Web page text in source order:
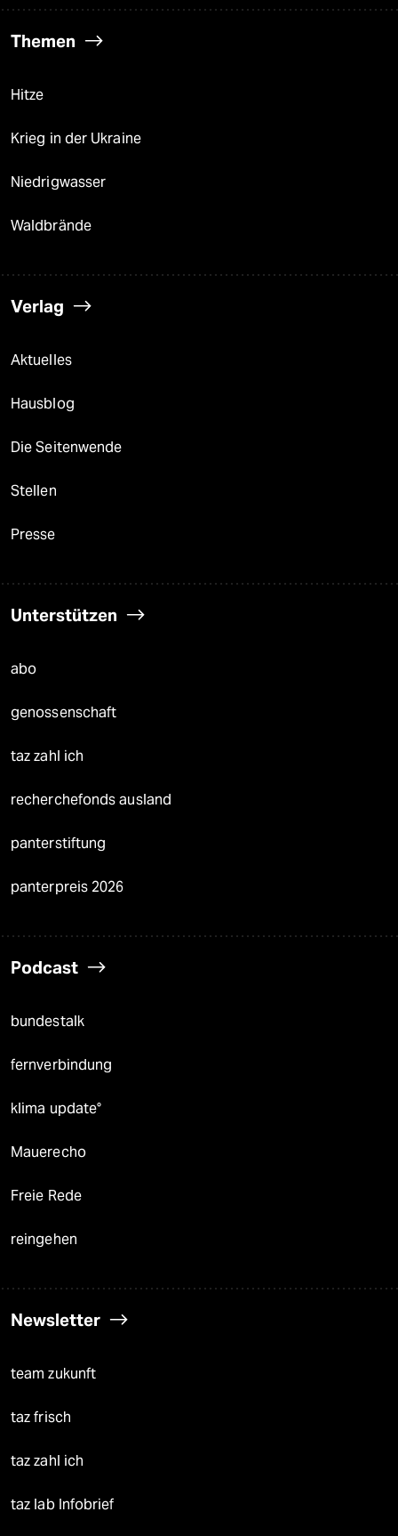
Themen
Hitze
Krieg in der Ukraine
Niedrigwasser
Waldbrände
Verlag
Aktuelles
Hausblog
Die Seitenwende
Stellen
Presse
Unterstützen
abo
genossenschaft
taz zahl ich
recherchefonds ausland
panterstiftung
panterpreis 2026
Podcast
bundestalk
fernverbindung
klima update°
Mauerecho
Freie Rede
reingehen
Newsletter
team zukunft
taz frisch
taz zahl ich
taz lab Infobrief